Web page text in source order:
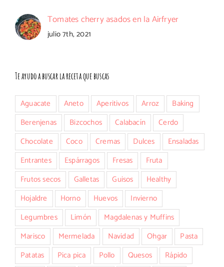
Tomates cherry asados en la Airfryer
julio 7th, 2021
Te ayudo a buscar la receta que buscas
Aguacate Aneto Aperitivos Arroz
Baking
Berenjenas
Bizcochos Calabacín
Cerdo
Chocolate
Coco Cremas Dulces
Ensaladas
Entrantes
Espárragos Fresas
Fruta
Frutos secos
Galletas Guisos
Healthy
Hojaldre
Horno Huevos
Invierno
Legumbres
Limón
Magdalenas y Muffins
Marisco
Mermelada Navidad Ohgar
Pasta
Patatas
Pica pica Pollo Quesos
Rápido